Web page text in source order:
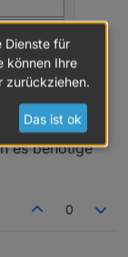
es aber
es benötige
0
Dienste für
können Ihre
zurückziehen.
Das ist ok